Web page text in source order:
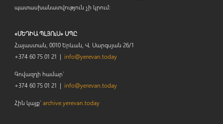
պատասխանատվություն չի կրում:
«ՄԵԴԻԱ ՊԼՅՈւՍ» ՍՊԸ
Հայաստան, 0010 Երևան, Վ. Սարգսյան 26/1
+374 60 75 01 21 | info@yerevan.today
Գովազդի համար`
+374 60 75 01 21 | info@yerevan.today
Հին կայք`archive.yerevan.today